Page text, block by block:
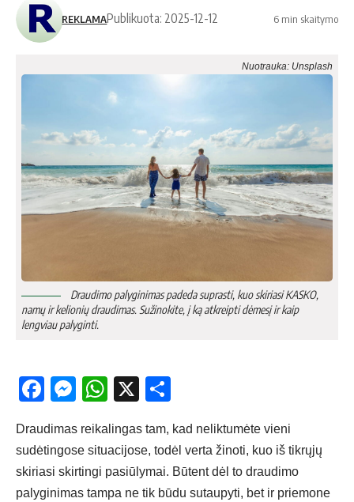
REKLAMAPublikuota: 2025-12-12 6 min skaitymo
Nuotrauka: Unsplash
Draudimo palyginimas padeda suprasti, kuo skiriasi KASKO,
namų ir kelionių draudimas. Sužinokite, į ką atkreipti dėmesį ir kaip
lengviau palyginti.
Facebook
Messenger
WhatsApp
X
Draudimas reikalingas tam, kad neliktumėte vieni
sudėtingose situacijose, todėl verta žinoti, kuo iš tikrųjų
skiriasi skirtingi pasiūlymai. Būtent dėl to draudimo
palyginimas tampa ne tik būdu sutaupyti, bet ir priemone